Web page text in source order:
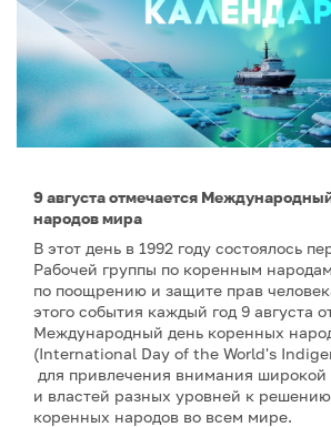
9 августа отмечается
народов мира
В этот день в 1992 году состоялось
Рабочей группы по коренным
по поощрению и защите прав
этого события каждый год 9 августа
Международный день коренных
(International Day of the World's
для привлечения внимания широкой
и властей разных уровней к
коренных народов во всем мире.